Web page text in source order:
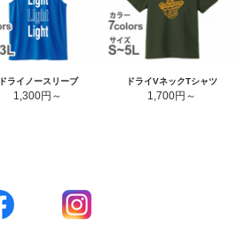
ドライノースリーブ
1,300円
ドライVネックTシャツ
1,700円